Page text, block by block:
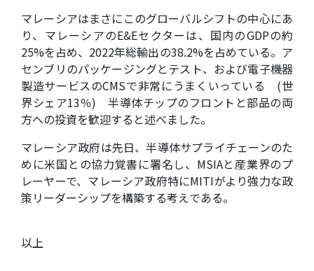
マレーシアはまさにこのグローバルシフトの中心にあ
り、マレーシアのE&Eセクターは、国内のGDPの約
25%を占め、2022年総輸出の38.2%を占めている。ア
センブリのパッケージングとテスト、および電子機器
製造サービスのCMSで非常にうまくいっている (世
界シェア13％) 半導体チップのフロントと部品の両
方への投資を歓迎すると述べました。
マレーシア政府は先日、半導体サプライチェーンのた
めに米国との協力覚書に署名し、MSIAと産業界のプ
レーヤーで、マレーシア政府特にMITIがより強力な政
策リーダーシップを構築する考えである。
以上